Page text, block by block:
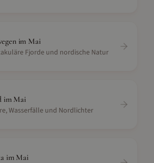
im Mai
Fjorde und nordische Natur
im Mai
Wasserfälle und Nordlichter
im Mai